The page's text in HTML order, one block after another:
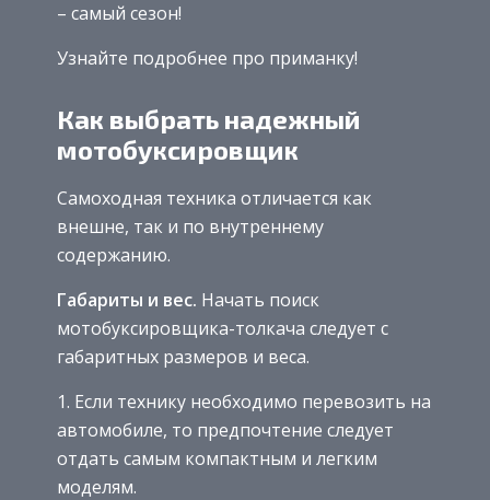
– самый сезон!
Узнайте подробнее про приманку!
Как выбрать надежный
мотобуксировщик
Самоходная техника отличается как
внешне, так и по внутреннему
содержанию.
Габариты и вес. Начать поиск
мотобуксировщика-толкача следует с
габаритных размеров и веса.
Если технику необходимо перевозить на
автомобиле, то предпочтение следует
отдать самым компактным и легким
моделям.